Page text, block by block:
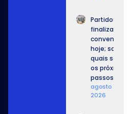
Partidos
finalizam
convenções
hoje; saiba
quais serão
os próximos
passos.
agosto 7,
2026